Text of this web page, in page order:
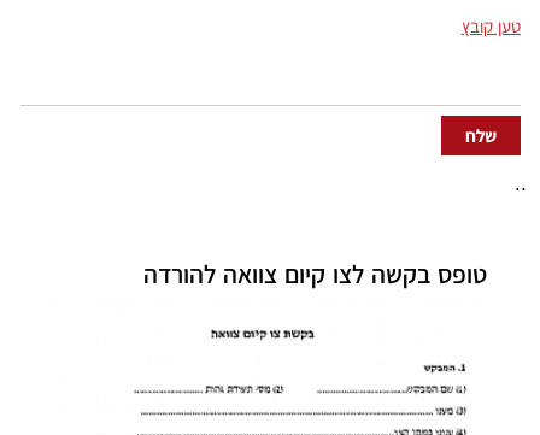
טען קובץ
..
טופס בקשה לצו קיום צוואה להורדה